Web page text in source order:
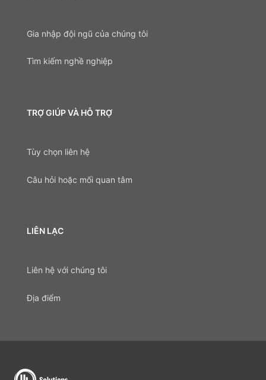
Gia nhập đội ngũ của chúng tôi
Tìm kiếm nghề nghiệp
TRỢ GIÚP VÀ HỖ TRỢ
Tùy chọn liên hệ
Câu hỏi hoặc mối quan tâm
LIÊN LẠC
Liên hệ với chúng tôi
Địa điểm